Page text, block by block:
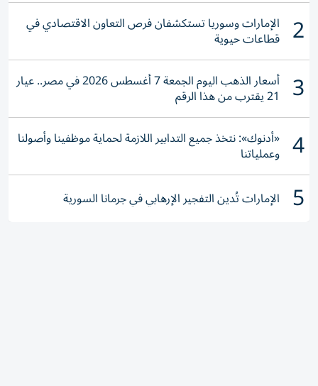
2 الإمارات وسوريا تستكشفان فرص التعاون الاقتصادي في
قطاعات حيوية
3 أسعار الذهب اليوم الجمعة 7 أغسطس 2026 في مصر.. عيار
21 يقترب من هذا الرقم
4 «أدنوك»: نتخذ جميع التدابير اللازمة لحماية موظفينا وأصولنا
وعملياتنا
5 الإمارات تُدين التفجير الإرهابي في جرمانا السورية